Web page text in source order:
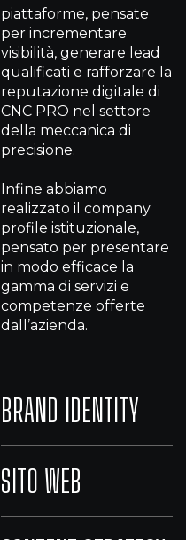
piattaforme, pensate
per incrementare
visibilità, generare lead
qualificati e rafforzare la
reputazione digitale di
CNC PRO nel settore
della meccanica di
precisione.
Infine abbiamo
realizzato il company
profile istituzionale,
pensato per presentare
in modo efficace la
gamma di servizi e
competenze offerte
dall’azienda.
BRAND IDENTITY
SITO WEB